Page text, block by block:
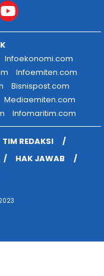
Infoekonomi.com
Infoemiten.com
Bisnispost.com
Mediaemiten.com
Infomaritim.com
TIM REDAKSI
HAK JAWAB